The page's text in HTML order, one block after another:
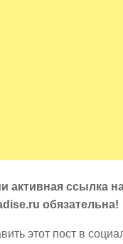
активная ссылка
обязательна!
этот пост в